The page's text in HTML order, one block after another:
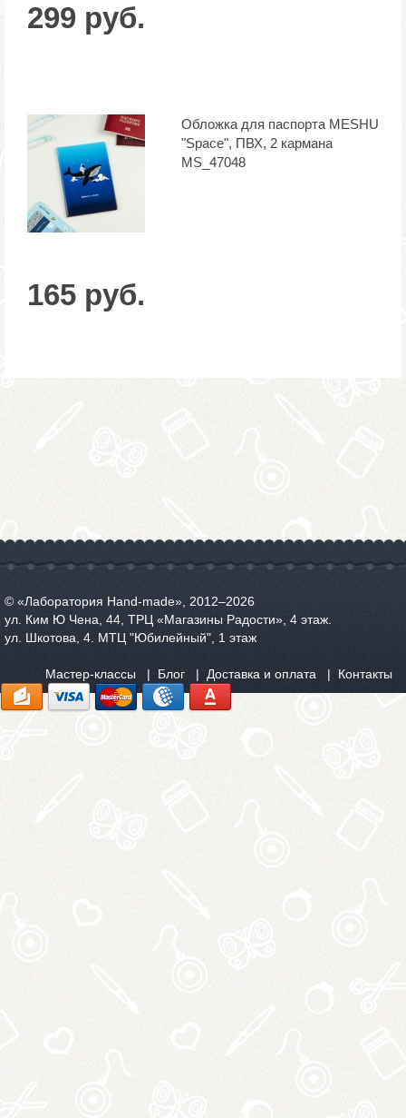
299 руб.
Обложка для паспорта MESHU
"Space", ПВХ, 2 кармана
MS_47048
165 руб.
© «Лаборатория Hand-made», 2012‒2026
ул. Ким Ю Чена, 44, ТРЦ «Магазины Радости», 4 этаж.
ул. Шкотова, 4. МТЦ "Юбилейный", 1 этаж
Мастер-классы Блог Доставка и оплата Контакты